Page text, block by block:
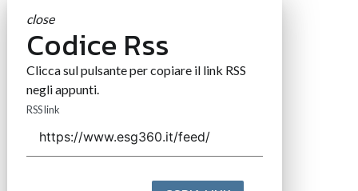
close
Codice Rss
Clicca sul pulsante per copiare il link RSS
negli appunti.
RSS link